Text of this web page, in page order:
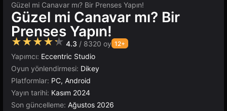
Güzel mi Canavar mı? Bir Prenses Yapın!
Güzel mi Canavar mı? Bir
Prenses Yapın!
★★★★★ 4.3 / 8320 oy 12+
Yapımcı: Eccentric Studio
Oyun yönlendirmesi: Dikey
Platformlar: PC, Android
Yayın tarihi: Kasım 2024
Son güncelleme: Ağustos 2026